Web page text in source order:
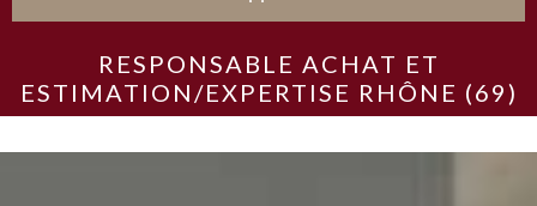
RESPONSABLE ACHAT ET
ESTIMATION/EXPERTISE RHÔNE (69)